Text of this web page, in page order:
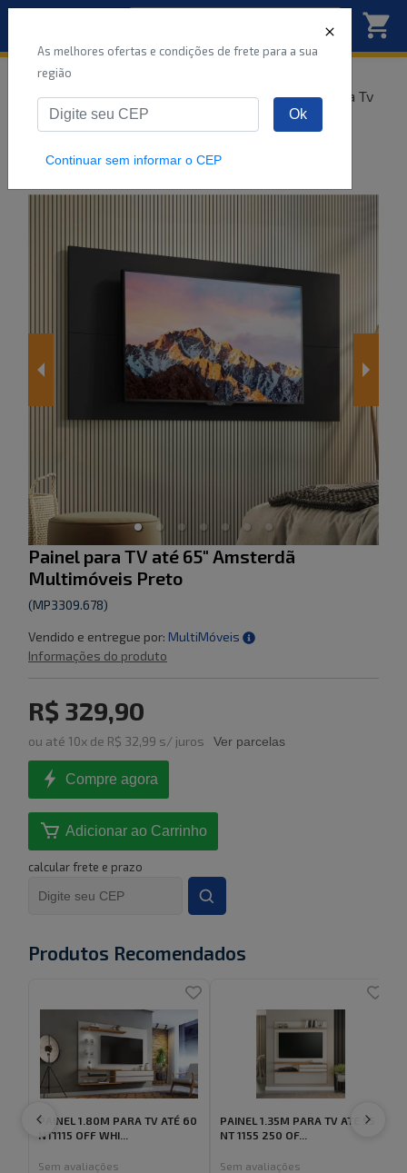
Início Móveis Sala de Estar
Painel para Tv
Painel para TV até 65" Amsterdã Multimóveis
Painel para TV até 65" Amsterdã
Multimóveis Preto
(MP3309.678)
Vendido e entregue por: MultiMóveis
Informações do produto
R$ 329,90
ou até 10x de R$ 32,99 s/ juros Ver parcelas
Compre agora
Adicionar ao Carrinho
calcular frete e prazo
Produtos Recomendados
PAINEL 1.80M PARA TV ATÉ 60
NT1115 OFF WHI...
Sem avaliações
PAINEL 1.35M PARA TV ATE 55
NT 1155 250 OF...
Sem avaliações
As melhores ofertas e condições de frete para a sua
região
Ok
Continuar sem informar o CEP